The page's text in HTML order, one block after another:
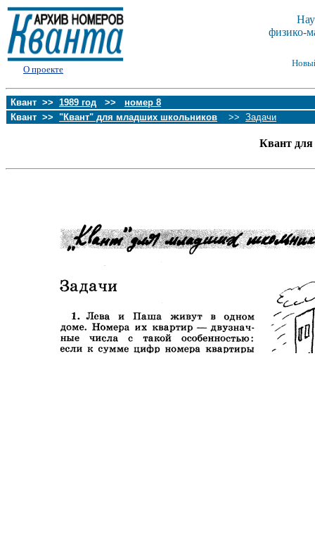
О проекте
физико-
Квант >> 1989 год >> номер 8
Квант >> "Квант" для младших школьников >> Задачи
Квант